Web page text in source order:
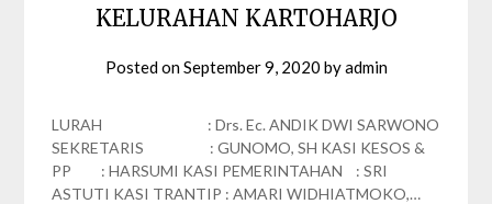
KELURAHAN KARTOHARJO
Posted onSeptember 9, 2020 byadmin
LURAH : Drs. Ec. ANDIK DWI SARWONO
SEKRETARIS : GUNOMO, SH KASI KESOS &
PP : HARSUMI KASI PEMERINTAHAN : SRI
ASTUTI KASI TRANTIP : AMARI WIDHIATMOKO,…